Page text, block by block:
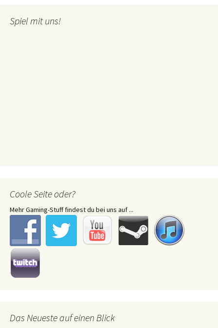
Spiel mit uns!
Coole Seite oder?
Mehr Gaming-Stuff findest du bei uns auf ...
Das Neueste auf einen Blick